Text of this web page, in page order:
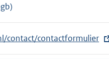
contact/contactformulier